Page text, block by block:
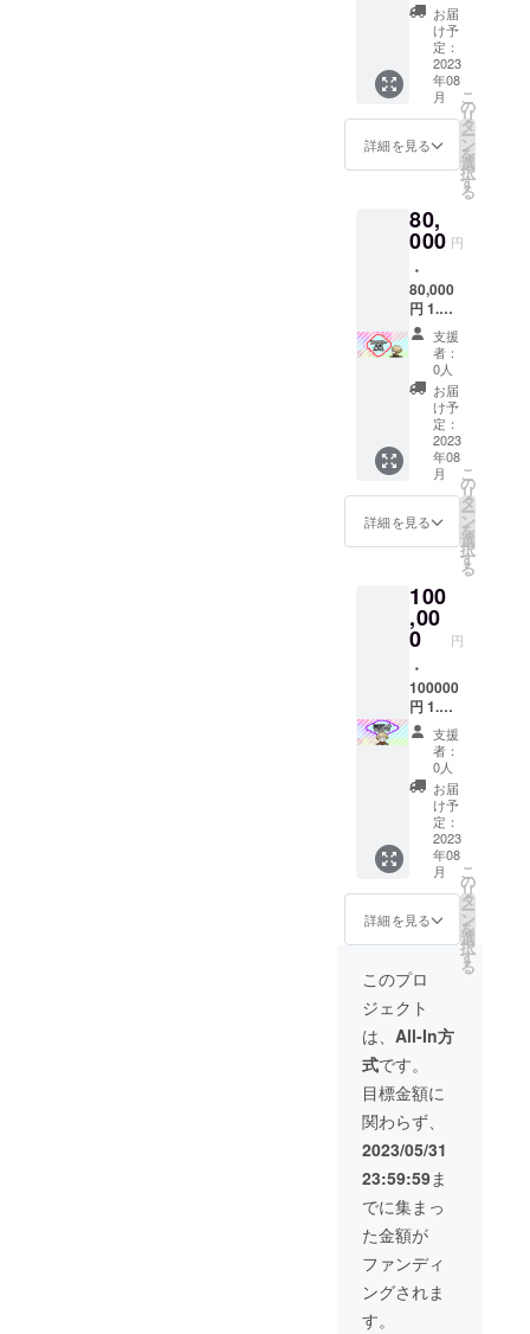
度な
ど、随
時発表
するこ
とがあ
る際に
は週に2
回程度
に増え
があり
ます。
提供方
法:クラ
ウド
ファン
ディン
グ内で
及び
Twitter
供させ
て頂き
ます。
クラウ
ドファ
ンディ
ング内
での報
告の方
がより
濃い内
容と
なって
おりま
す。 ・
提供期
間や回
数:クラ
ウド
ディン
グ掲載
期間中
に、1週
間に1回
程度を
目安に
更新し
て参り
ます。
イラス
トの進
度な
ど、随
時発表
するこ
とがあ
る際に
は週に2
回程度
に増え
る場合
があり
ます。
目処に
出来上
がる予
定で
す。イ
露目と
同時に
ター様
のお名
TwitterI
Dの方も
公開さ
せて頂
きます
(掲載許
可取得
済み)。
【※3】
活動報
告につ
いて ・
法:クラ
ウド
ディン
グ内で
の報告
及び
にて提
供させ
て頂き
ます。
クラウ
ドファ
ンディ
ング内
での報
告の方
がより
濃い内
なって
おりま
提供期
間や回
数:クラ
ウド
ファン
ディン
グ掲載
期間中
に、1週
間に1回
程度を
目安に
更新し
て参り
ます。
イラス
トの進
度な
ストを
利用し
たもの
がグッ
ズにな
る予定
依頼品
が完成
告書及
び
にてお
披露目
して参
りま
す。イ
ラスト
レー
ター様
の予定
による
と5月中
出来上
がる予
ラスト
のお披
露目と
イラス
トレー
ター様
のお名
前及び
TwitterI
Dの方も
公開さ
せて頂
きます
(掲載許
【※2】
全て本
式な印
鑑、書
類、免
許証）
ではな
いた
め、公
的機関
での利
用は不
可と
なって
おりま
す。今
回のク
ラウド
ファン
ディン
す。 6.
チェキ
風ネッ
プリ※1
7.ポス
トカー
ド※1 8.
限定ト
ド※1 9.
ミニア
キーホ
ルダー
(サイ
ズ:75m
m×100
mm)※1
【※1】1
周年記
念イラ
ストを
依頼中
です。1
念イラ
ストを
がグッ
ズにな
る予定
依頼品
が完成
次第、
活動報
告書及
Twitter
にてお
披露目
して参
りま
す。イ
レー
ター様
による
と5月中
旬頃を
目処に
がる予
定で
す。イ
ラスト
のお披
露目と
同時に
イラス
トレー
ター様
のお名
前及び
TwitterI
がとう
ボイス
・収録
時間：
2〜3分
・提供
方法：
視聴用
信 ・本
リター
容を無
断で転
載・公
開する
ことは
禁止で
す。 6.
チェキ
風ネッ
プリ※1
7.ポス
トカー
ド※1 8.
限定ト
ド※1 9.
ミニア
クリル
ルダー
(サイ
ズ:75m
m×100
mm)※1
10.アク
リルス
タンド
(サイ
ズ:100
mm×13
0mm)※
1
【※1】1
ストを
です。1
周年記
ストを
利用し
たもの
がグッ
ズにな
です。
依頼品
次第、
活動報
び
ホ壁紙
(2532 x
1170・
1080×2
400・
2,520×1
,080)の
3サイズ
※1 3.PC
1080・
3072×2
049)の2
サイズ
※1
4.Twitte
rヘッ
ダー※1
5.あり
がとう
ボイス
・収録
時間：
1〜2分
・提供
方法：
視聴用
信 ・本
リター
ンの内
容を無
断で転
載・公
開する
ことは
禁止で
す。 6.
チェキ
風ネッ
プリ※1
7.ポス
トカー
ド※1 8.
限定ト
レー
ド※1 9.
クリル
キーホ
ルダー
(サイ
ズ:75m
m×100
mm)※1
10.アク
タンド
(サイ
ズ:100
mm×13
0mm)※
1 11.手
書きミ
お届
け予
定：
2023
年08
月
詳細を見る
こ
の
リ
タ
ー
ン
を
選
択
す
る
80,
000 円
・
80,000
円 1.活
動報告
公開※3
2.スマ
ホ壁紙
(2532 x
1170・
1080×2
400・
2,520×1
,080)の
3サイズ
※1 3.PC
1080・
3072×2
049)の2
サイズ
※1
4.Twitte
rヘッ
ダー※1
5.あり
がとう
ボイス
・収録
時間：
1〜2分
・提供
方法：
視聴用
のURL
をメー
信 ・本
リター
ンの内
容を無
断で転
載・公
開する
ことは
禁止で
す。 6.
チェキ
風ネッ
プリ※1
7.ポス
トカー
ド※1 8.
限定ト
レー
支援
者：
0人
お届
け予
定：
2023
年08
月
詳細を見る
こ
の
リ
タ
ー
ン
を
選
択
す
る
100
,00
0 円
・
100000
円 1.活
動報告
公開※3
2.スマ
ホ壁紙
(2532 x
1170・
1080×2
400・
2,520×1
,080)の
3サイズ
※1 3.PC
(1920×
1080・
3072×2
049)の2
サイズ
※1
4.Twitte
rヘッ
ダー※1
5.あり
がとう
ボイス
・収録
時間：
1〜2分
・提供
方法：
視聴用
支援
者：
0人
お届
け予
定：
2023
年08
月
詳細を見る
こ
の
リ
タ
ー
ン
を
選
択
す
る
このプロ
ジェクト
は、 All-In方
式です。
目標金額に
関わらず、
2023/05/31
23:59:59ま
でに集まっ
た金額が
ファンディ
ングされま
す。